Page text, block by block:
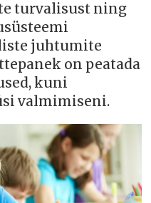
turvalisust ning
juhtumite
on peatada
kuni
valmimiseni.